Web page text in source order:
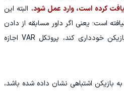
کرده است، وارد عمل شود. البته این
است؛ یعنی اگر داور مسابقه از دادن
کارت زرد دومِ مستحق به یک بازیکن خودداری کند، پروتکل VAR اجازه
به بازیکن اشتباهی نشان داده شده باشد،